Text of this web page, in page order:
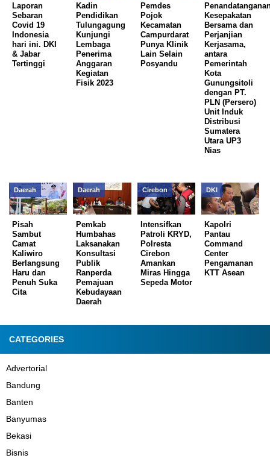
Laporan
Sebaran
Covid 19
Indonesia
hari ini. DKI
& Jabar
Tertinggi
Kadin
Pendidikan
Tulungagung
Kunjungi
Lembaga
Penerima
Anggaran
Kegiatan
Fisik 2023
Pemdes
Pojok
Kecamatan
Campurdarat
Punya Klinik
Lain Selain
Posyandu
Kesepakatan
Bersama dan
Perjanjian
Kerjasama,
antara
Pemerintah
Kota
Gunungsitoli
dengan PT.
PLN (Persero)
Unit Induk
Distribusi
Sumatera
Utara UP3
Nias
Daerah
Pisah
Sambut
Camat
Kaliwiro
Berlangsung
Haru dan
Penuh Suka
Cita
Daerah
Pemkab
Humbahas
Laksanakan
Konsultasi
Publik
Ranperda
Pemajuan
Kebudayaan
Daerah
Cirebon
Intensifkan
Patroli KRYD,
Polresta
Cirebon
Amankan
Miras Hingga
Sepeda Motor
DKI
Kapolri
Pantau
Command
Center
Pengamanan
KTT Asean
CATEGORIES
Advertorial
Bandung
Banten
Banyumas
Bekasi
Bisnis